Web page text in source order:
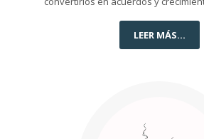
LEER MÁS...